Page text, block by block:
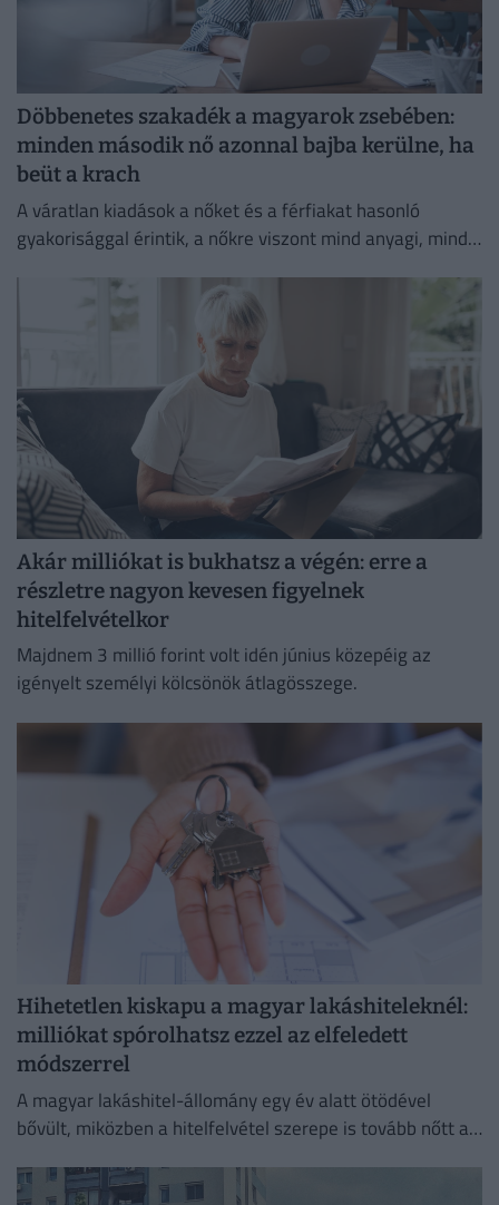
Döbbenetes szakadék a magyarok zsebében:
minden második nő azonnal bajba kerülne, ha
beüt a krach
A váratlan kiadások a nőket és a férfiakat hasonló
gyakorisággal érintik, a nőkre viszont mind anyagi, mind
Akár milliókat is bukhatsz a végén: erre a
részletre nagyon kevesen figyelnek
hitelfelvételkor
Majdnem 3 millió forint volt idén június közepéig az
igényelt személyi kölcsönök átlagösszege.
Hihetetlen kiskapu a magyar lakáshiteleknél:
milliókat spórolhatsz ezzel az elfeledett
módszerrel
A magyar lakáshitel-állomány egy év alatt ötödével
bővült, miközben a hitelfelvétel szerepe is tovább nőtt a